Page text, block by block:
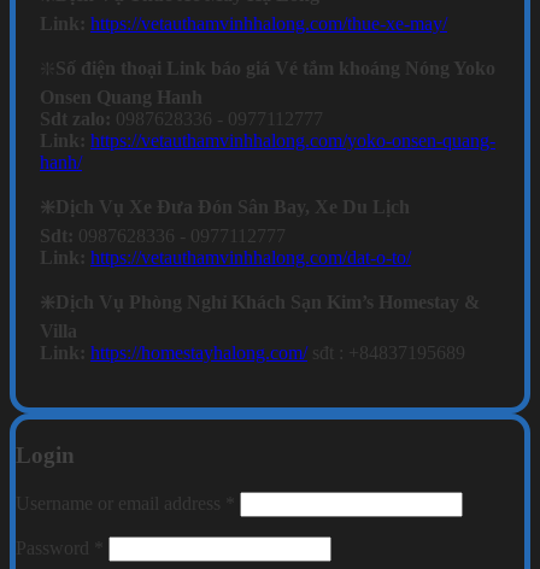
Link: https://vetauthamvinhhalong.com/thue-xe-may/
❇️ Số điện thoại Link báo giá Vé tắm khoáng Nóng Yoko
Onsen Quang Hanh
Sdt zalo: 0987628336 - 0977112777
Link: https://vetauthamvinhhalong.com/yoko-onsen-quang-
hanh/
❇️Dịch Vụ Xe Đưa Đón Sân Bay, Xe Du Lịch
Sdt: 0987628336 - 0977112777
Link: https://vetauthamvinhhalong.com/dat-o-to/
❇️Dịch Vụ Phòng Nghỉ Khách Sạn Kim’s Homestay &
Villa
Link: https://homestayhalong.com/sđt : +84837195689
Login
Username or email address
Password